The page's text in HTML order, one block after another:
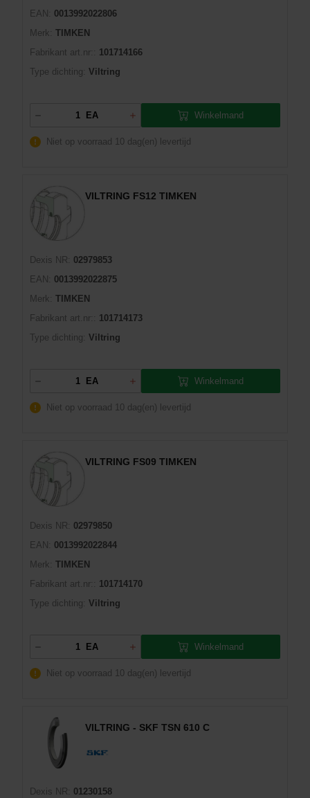
EAN:
0013992022806
Merk: TIMKEN
Fabrikant art.nr::
101714166
Type dichting: Viltring
EA Winkelmand
Niet op voorraad 10 dag(en) levertijd
VILTRING FS12 TIMKEN
Dexis NR:
02979853
EAN:
0013992022875
Merk: TIMKEN
Fabrikant art.nr::
101714173
Type dichting: Viltring
EA Winkelmand
Niet op voorraad 10 dag(en) levertijd
VILTRING FS09 TIMKEN
Dexis NR:
02979850
EAN:
0013992022844
Merk: TIMKEN
Fabrikant art.nr::
101714170
Type dichting: Viltring
EA Winkelmand
Niet op voorraad 10 dag(en) levertijd
VILTRING - SKF TSN 610 C
Dexis NR: 01230158